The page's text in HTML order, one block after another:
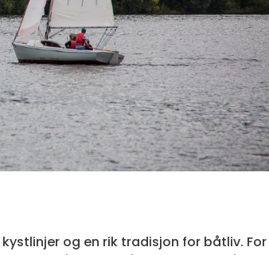
og en rik tradisjon for båtliv. For